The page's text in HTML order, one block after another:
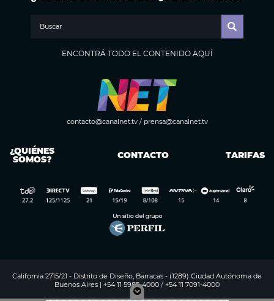
ENCONTRÁ TODO EL CONTENIDO AQUÍ
contacto@canalnet.tv/ prensa@canalnet.tv
¿QUIÉNES
SOMOS? CONTACTO TARIFAS
California 2715/21 - Distrito de Diseño, Barracas - (1289) Ciudad Autónoma de
Buenos Aires | +54 11 5985-4000 / +54 11 7091-4000